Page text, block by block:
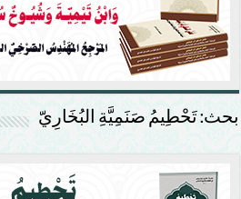
بحث: تَحْطِيمُ صَنَمِيَّةِ البُخَارِيّ